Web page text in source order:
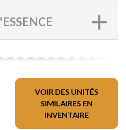
VOIR DES UNITÉS
SIMILAIRES EN
INVENTAIRE